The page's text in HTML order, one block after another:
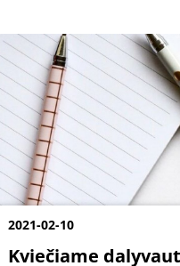
2021-02-10
Kviečiame